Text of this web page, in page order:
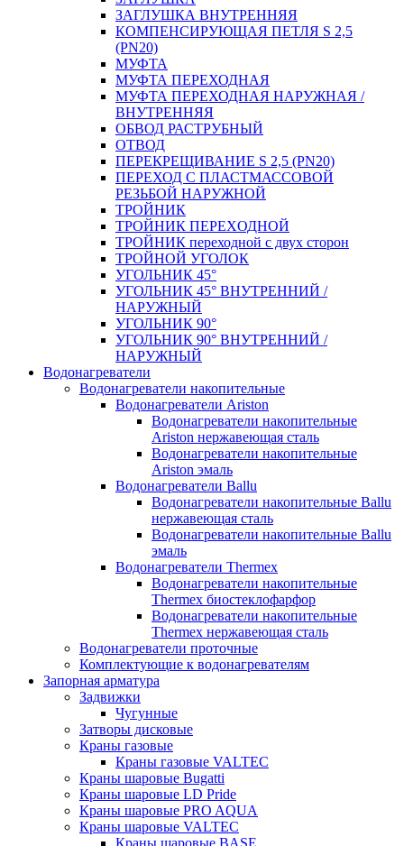
ЗАГЛУШКА ВНУТРЕННЯЯ
КОМПЕНСИРУЮЩАЯ ПЕТЛЯ S 2,5
(PN20)
МУФТА
МУФТА ПЕРЕХОДНАЯ
МУФТА ПЕРЕХОДНАЯ НАРУЖНАЯ /
ВНУТРЕННЯЯ
ОБВОД РАСТРУБНЫЙ
ОТВОД
ПЕРЕКРЕЩИВАНИЕ S 2,5 (PN20)
ПЕРЕХОД С ПЛАСТМАССОВОЙ
РЕЗЬБОЙ НАРУЖНОЙ
ТРОЙНИК
ТРОЙНИК ПЕРЕXОДНОЙ
ТРОЙНИК переходной с двух сторон
ТРОЙНОЙ УГОЛОК
УГОЛЬНИК 45°
УГОЛЬНИК 45° ВНУТРЕННИЙ /
НАРУЖНЫЙ
УГОЛЬНИК 90°
УГОЛЬНИК 90° ВНУТРЕННИЙ /
НАРУЖНЫЙ
Водонагреватели
Водонагреватели накопительные
Водонагреватели Ariston
Водонагреватели накопительные
Ariston нержавеющая сталь
Водонагреватели накопительные
Ariston эмаль
Водонагреватели Ballu
Водонагреватели накопительные Ballu
нержавеющая сталь
Водонагреватели накопительные Ballu
эмаль
Водонагреватели Thermex
Водонагреватели накопительные
Thermex биостеклофарфор
Водонагреватели накопительные
Thermex нержавеющая сталь
Водонагреватели проточные
Комплектующие к водонагревателям
Запорная арматура
Задвижки
Чугунные
Затворы дисковые
Краны газовые
Краны газовые VALTEC
Краны шаровые Bugatti
Краны шаровые LD Pride
Краны шаровые PRO AQUA
Краны шаровые VALTEC
Краны шаровые BASE